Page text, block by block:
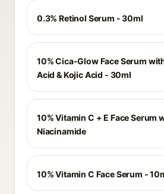
0.3% Retinol Serum - 30ml
10% Cica-Glow Face Serum
Acid & Kojic Acid - 30ml
10% Vitamin C + E Face Serum
Niacinamide
10% Vitamin C Face Serum -